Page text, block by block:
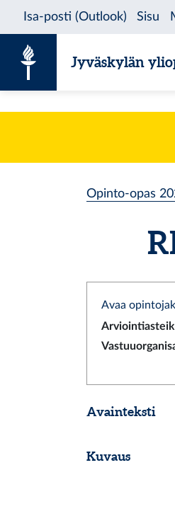
Jyväskylän
Opinto-opas
Avaa
Avainteksti
Kuvaus